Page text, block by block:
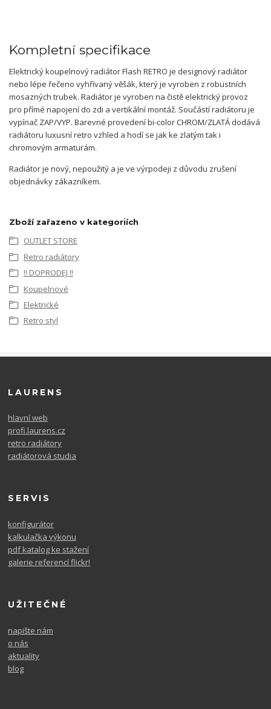
Kompletní specifikace
Elektrický koupelnový radiátor Flash RETRO je designový radiátor
nebo lépe řečeno vyhřívaný věšák, který je vyroben z robustních
mosazných trubek. Radiátor je vyroben na čistě elektrický provoz
pro přímé napojení do zdi a vertikální montáž. Součástí radiátoru je
vypínač ZAP/VYP. Barevné provedení bi-color CHROM/ZLATÁ dodává
radiátoru luxusní retro vzhled a hodí se jak ke zlatým tak i
chromovým armaturám.
Radiátor je nový, nepoužitý a je ve výrpodeji z důvodu zrušení
objednávky zákazníkem.
Zboží zařazeno v kategoriích
OUTLET STORE
Retro radiátory
!! DOPRODEJ !!
Koupelnové
Elektrické
Retro styl
LAURENS
hlavní web
profi.laurens.cz
retro radiátory
radiátorová studia
SERVIS
konfigurátor
kalkulačka výkonu
pdf katalog ke stažení
galerie referencí flickr!
UŽITEČNÉ
napište nám
o nás
aktuality
blog